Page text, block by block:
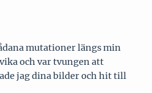
mutationer längs min
och var tvungen att
jag dina bilder och hit till